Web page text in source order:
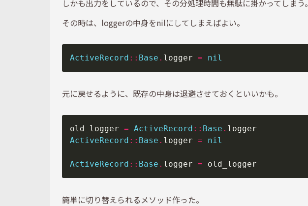
しかも出力をしているので、その分処理時間も無駄に掛かってしまう。
その時は、loggerの中身をnilにしてしまえばよい。
ActiveRecord :: Base . logger = nil
元に戻せるように、既存の中身は退避させておくといいかも。
old_logger = ActiveRecord :: Base .
ActiveRecord :: Base . logger = nil
ActiveRecord :: Base . logger =
簡単に切り替えられるメソッド作った。